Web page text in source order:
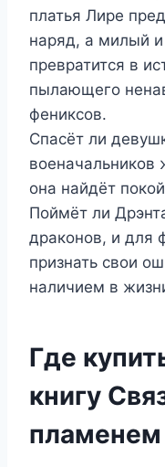
платья Лире
наряд, а милый
превратится в
пылающего
фениксов.
Спасёт ли
она найдёт
Поймёт ли
драконов, и для
признать свои
наличием в
Где
книгу
пламенем